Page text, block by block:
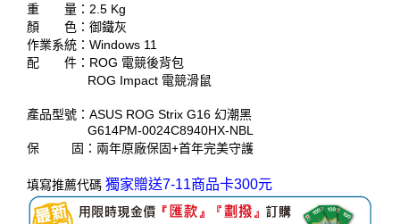
重 量：2.5 Kg
顏 色：御鐵灰
作業系統：Windows 11
配 件：ROG 電競後背包
ROG Impact 電競滑鼠
產品型號：ASUS ROG Strix G16 幻潮黑
G614PM-0024C8940HX-NBL
保 固：兩年原廠保固+首年完美守護
填寫推薦代碼 獨家贈送7-11商品卡300元